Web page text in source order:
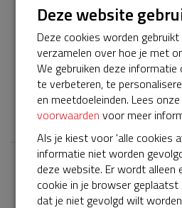
Het servicepakket van onze
moet worden verlengd, zodat
blijft. Help je mee? Doneer voor
𝕏
Laatste
Bekijk alle
Deze website
Deze cookies worden
verzamelen over hoe je met
We gebruiken deze informatie
te verbeteren, te
en meetdoeleinden. Lees onze
voorwaarden voor meer
Als je kiest voor 'alle cookies
informatie niet worden
deze website. Er wordt alleen
cookie in je browser
dat je niet gevolgd wilt